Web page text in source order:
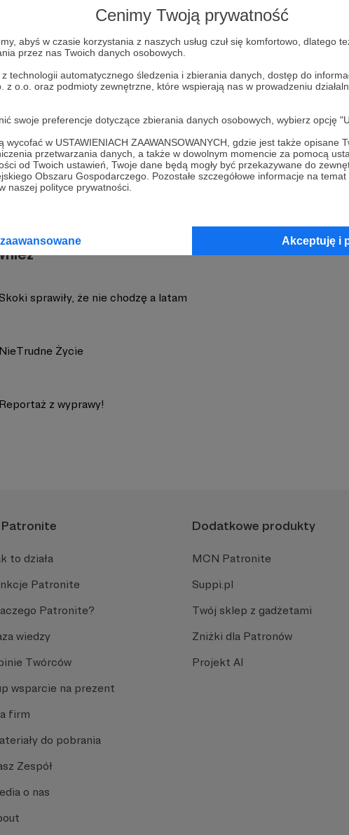
Cenimy Twoją prywatność
abyś w czasie korzystania z naszych usług czuł się komfortowo, dlatego
przez nas Twoich danych osobowych.
technologii automatycznego śledzenia i zbierania danych, dostęp do
z o.o. oraz podmioty zewnętrzne, które wspierają nas w prowadzeniu
swoje preferencje dotyczące zbierania danych osobowych, wybierz opcję
w USTAWIENIACH ZAAWANSOWANYCH, gdzie jest także opisane
przetwarzania danych, a także w dowolnym momencie za pomocą
od Twoich ustawień, Twoje dane będą mogły być przekazywane do
Obszaru Gospodarczego. Pozostałe szczegółowe informacje na
naszej polityce prywatności.
Akceptuję i
kasia śmiałek zycie pasje
Radecka (Śmiałek)
sprawiły, że nie chodzę a latam
NieTrudne Życie
Reportaż z wyprawy!
Patronite
to działa
Patronite
Patronite?
wiedzy
Twórców
wsparcie na prezent
firm
do pobrania
Zespół
o nas
Dodatkowe produkty
MCN Patronite
Suppi.pl
Twój sklep z gadżetami
Zniżki dla Patronów
Projekt AI